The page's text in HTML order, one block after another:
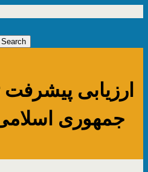
ارزیابی پیشرفت
جمهوری اسلامی